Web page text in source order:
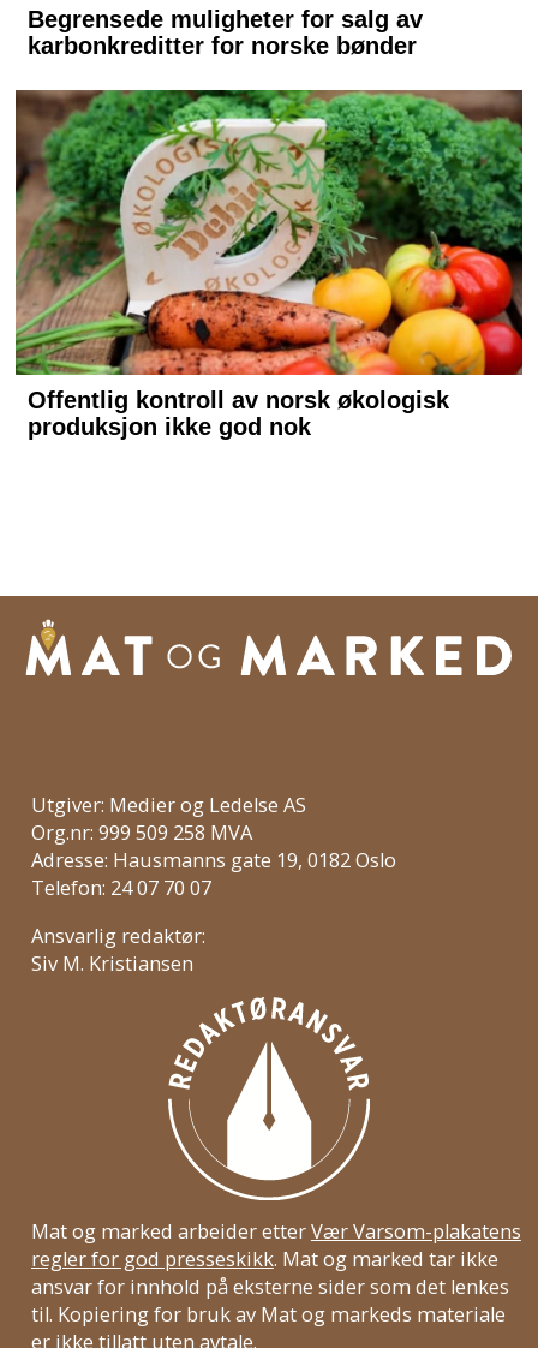
Utgiver: Medier og Ledelse AS
Org.nr: 999 509 258 MVA
Adresse: Hausmanns gate 19, 0182 Oslo
Telefon: 24 07 70 07
Ansvarlig redaktør:
Siv M. Kristiansen
Mat og marked arbeider etterVær Varsom-plakatens
regler for god presseskikk. Mat og marked tar ikke
ansvar for innhold på eksterne sider som det lenkes
til. Kopiering for bruk av Mat og markeds materiale
er ikke tillatt uten avtale.